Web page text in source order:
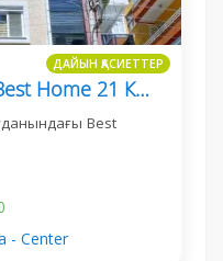
ДАЙЫН ҚАСИЕТТЕР
Гүллер Пынарыдағы Best Home 21 Кешенінде 1+1 Пәтер
Best
- Center